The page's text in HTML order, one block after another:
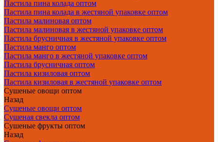
Пастила пина колада оптом
Пастила пина колада в жестяной упаковке оптом
Пастила малиновая оптом
Пастила малиновая в жестяной упаковке оптом
Пастила брусничная в жестяной упаковке оптом
Пастила манго оптом
Пастила манго в жестяной упаковке оптом
Пастила брусничная оптом
Пастила кизиловая оптом
Пастила кизиловая в жестяной упаковке оптом
Сушеные овощи оптом
Назад
Сушеные овощи оптом
Сушеная свекла оптом
Сушеные фрукты оптом
Назад